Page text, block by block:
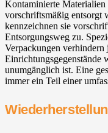
Kontaminierte Materialien
vorschriftsmäßig entsorgt
kennzeichnen sie
Entsorgungsweg zu.
Verpackungen verhindern
Einrichtungsgegenstände
unumgänglich ist. Eine
immer ein Teil einer